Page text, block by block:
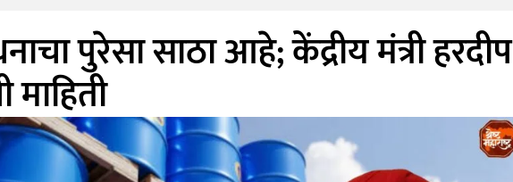
पुरेसा साठा आहे; केंद्रीय मंत्री हरदीप
माहिती